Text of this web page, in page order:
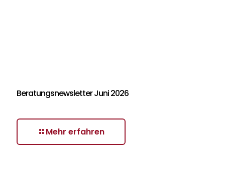
Beratungsnewsletter Juni 2026
Mehr erfahren